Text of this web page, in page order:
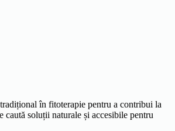
în fitoterapie pentru a contribui la
soluții naturale și accesibile pentru